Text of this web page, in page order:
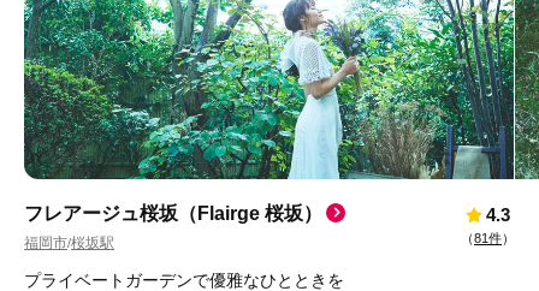
フレアージュ桜坂（Flairge 桜坂）
福岡市/桜坂駅
4.3
（81件）
プライベートガーデンで優雅なひとときを